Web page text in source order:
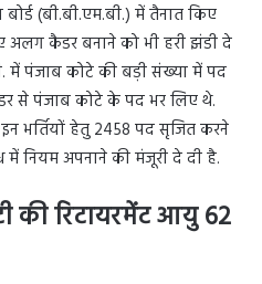
(बी.बी.एम.बी.) में तैनात किए
अलग कैडर बनाने को भी हरी झंडी दे
में पंजाब कोटे की बड़ी संख्या में पद
से पंजाब कोटे के पद भर लिए थे.
इन भर्तियों हेतु 2458 पद सृजित करने
में नियम अपनाने की मंजूरी दे दी है.
की रिटायरमेंट आयु 62